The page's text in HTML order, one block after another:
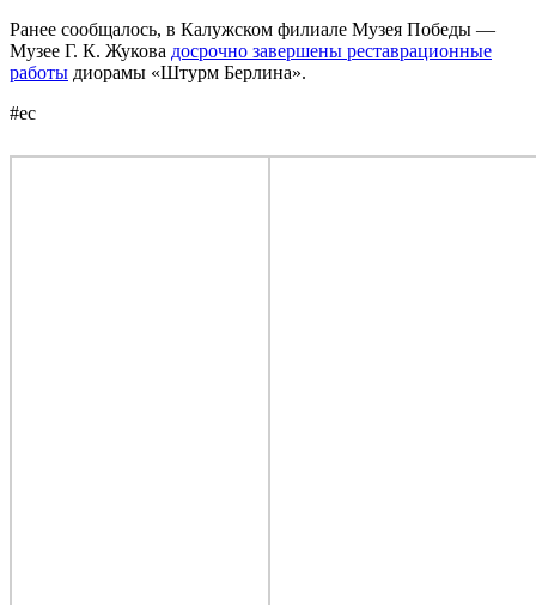
Ранее сообщалось, в Калужском филиале Музея Победы —
Музее Г. К. Жукова досрочно завершены реставрационные
работы диорамы «Штурм Берлина».
#ес